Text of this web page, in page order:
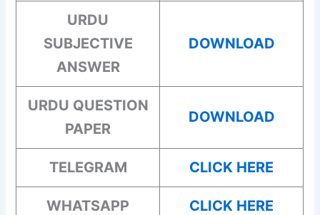
URDU
SUBJECTIVE
ANSWER
DOWNLOAD
URDU QUESTION
PAPER
DOWNLOAD
TELEGRAM CLICK HERE
WHATSAPP CLICK HERE